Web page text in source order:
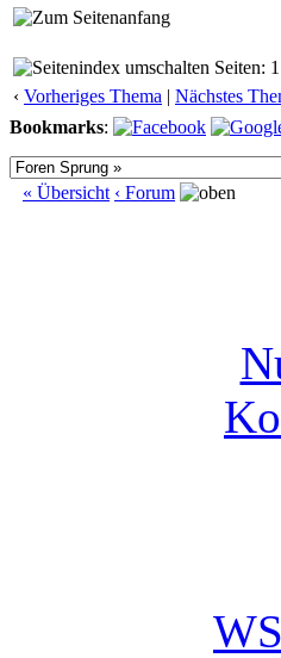
Seiten: 1
‹ Vorheriges Thema | Nächstes
Bookmarks:
« Übersicht ‹ Forum